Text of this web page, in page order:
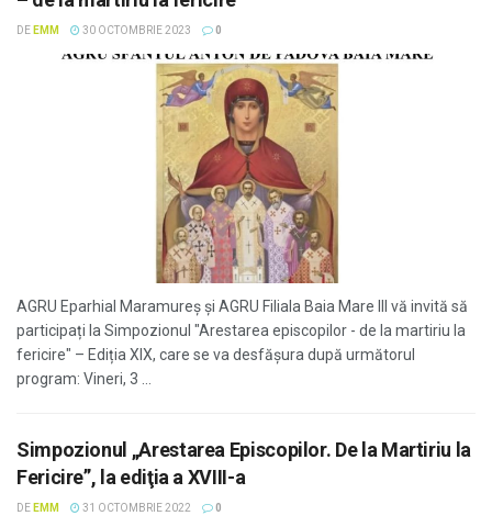
DE EMM 30 OCTOMBRIE 2023 0
AGRU Eparhial Maramureș și AGRU Filiala Baia Mare III vă invită să
participați la Simpozionul "Arestarea episcopilor - de la martiriu la
fericire" – Ediția XIX, care se va desfășura după următorul
program: Vineri, 3 ...
Simpozionul „Arestarea Episcopilor. De la Martiriu la
Fericire”, la ediţia a XVIII-a
DE EMM 31 OCTOMBRIE 2022 0